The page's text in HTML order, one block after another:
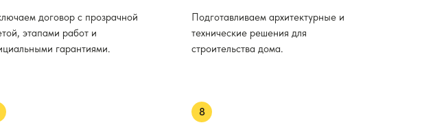
договор с прозрачной
этапами работ и
гарантиями.
Подготавливаем архитектурные и
технические решения для
строительства дома.